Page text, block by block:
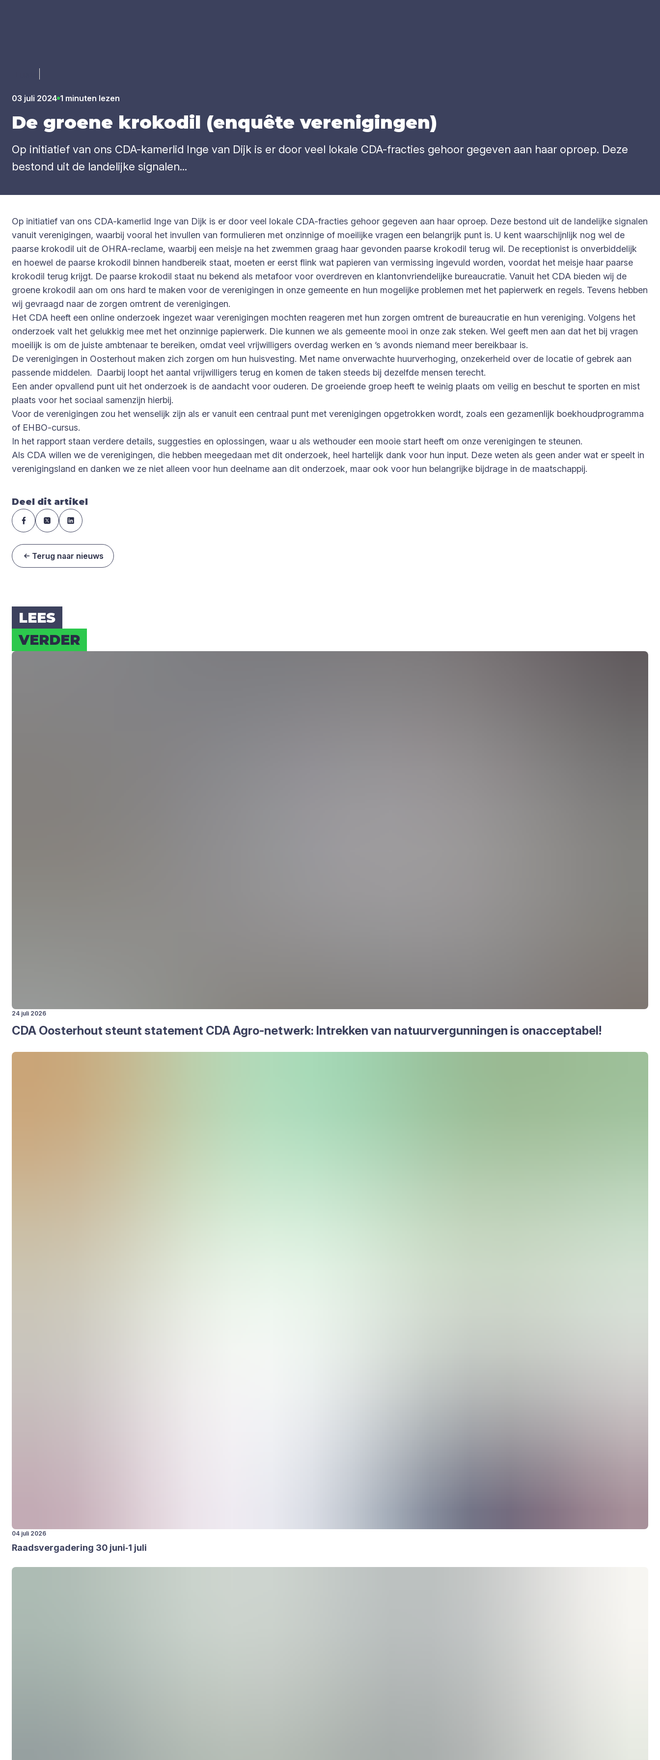
03 juli 2024 1 minuten lezen
De groe­ne kro­ko­dil (enquê­te ver­e­ni­gin­gen)
Op initiatief van ons CDA-kamerlid Inge van Dijk is er door veel lokale CDA-fracties gehoor gegeven aan haar oproep. Deze
bestond uit de landelijke signalen...
Op initiatief van ons CDA-kamerlid Inge van Dijk is er door veel lokale CDA-fracties gehoor gegeven aan haar oproep. Deze bestond uit de landelijke signalen
vanuit verenigingen, waarbij vooral het invullen van formulieren met onzinnige of moeilijke vragen een belangrijk punt is. U kent waarschijnlijk nog wel de
paarse krokodil uit de OHRA-reclame, waarbij een meisje na het zwemmen graag haar gevonden paarse krokodil terug wil. De receptionist is onverbiddelijk
en hoewel de paarse krokodil binnen handbereik staat, moeten er eerst flink wat papieren van vermissing ingevuld worden, voordat het meisje haar paarse
krokodil terug krijgt. De paarse krokodil staat nu bekend als metafoor voor overdreven en klantonvriendelijke bureaucratie. Vanuit het CDA bieden wij de
groene krokodil aan om ons hard te maken voor de verenigingen in onze gemeente en hun mogelijke problemen met het papierwerk en regels. Tevens hebben
wij gevraagd naar de zorgen omtrent de verenigingen.
Het CDA heeft een online onderzoek ingezet waar verenigingen mochten reageren met hun zorgen omtrent de bureaucratie en hun vereniging. Volgens het
onderzoek valt het gelukkig mee met het onzinnige papierwerk. Die kunnen we als gemeente mooi in onze zak steken. Wel geeft men aan dat het bij vragen
moeilijk is om de juiste ambtenaar te bereiken, omdat veel vrijwilligers overdag werken en ’s avonds niemand meer bereikbaar is.
De verenigingen in Oosterhout maken zich zorgen om hun huisvesting. Met name onverwachte huurverhoging, onzekerheid over de locatie of gebrek aan
passende middelen. Daarbij loopt het aantal vrijwilligers terug en komen de taken steeds bij dezelfde mensen terecht.
Een ander opvallend punt uit het onderzoek is de aandacht voor ouderen. De groeiende groep heeft te weinig plaats om veilig en beschut te sporten en mist
plaats voor het sociaal samenzijn hierbij.
Voor de verenigingen zou het wenselijk zijn als er vanuit een centraal punt met verenigingen opgetrokken wordt, zoals een gezamenlijk boekhoudprogramma
of EHBO-cursus.
In het rapport staan verdere details, suggesties en oplossingen, waar u als wethouder een mooie start heeft om onze verenigingen te steunen.
Als CDA willen we de verenigingen, die hebben meegedaan met dit onderzoek, heel hartelijk dank voor hun input. Deze weten als geen ander wat er speelt in
verenigingsland en danken we ze niet alleen voor hun deelname aan dit onderzoek, maar ook voor hun belangrijke bijdrage in de maatschappij.
Deel dit artikel
Terug naar nieuws
LEES
VER­DER
24 juli 2026
CDA Oos­ter­hout steunt sta­te­ment CDAAgro-net­werk: Intrek­ken van natuur­ver­gun­nin­gen is onac­cep­ta­bel!
04 juli 2026
Raads­ver­ga­de­ring 30 juni‑1 juli